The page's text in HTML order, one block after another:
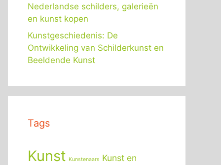
Nederlandse schilders, galerieën
en kunst kopen
Kunstgeschiedenis: De
Ontwikkeling van Schilderkunst en
Beeldende Kunst
Tags
Kunst Kunstenaars Kunst en